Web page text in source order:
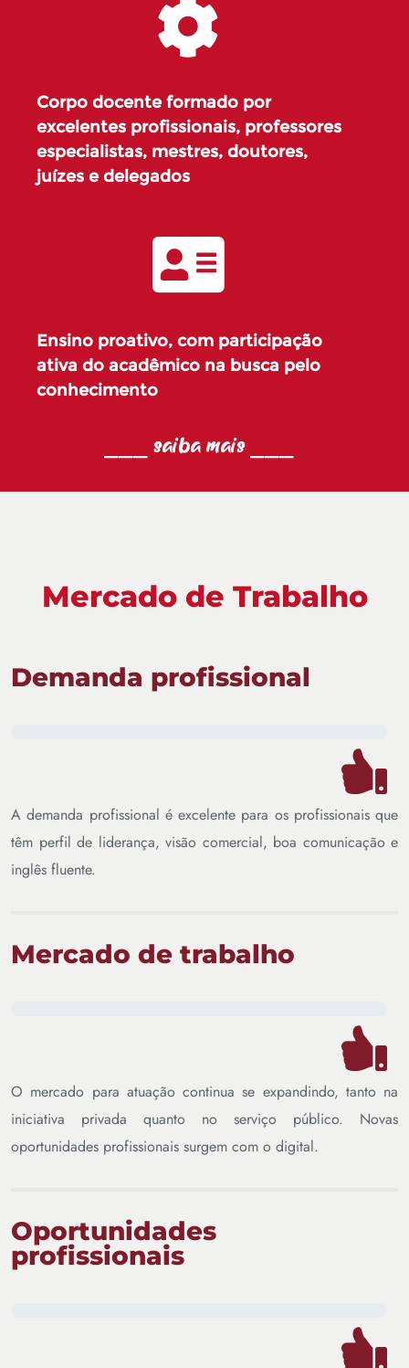
Corpo docente formado por
excelentes profissionais, professores
especialistas, mestres, doutores,
juízes e delegados
Ensino proativo, com participação
ativa do acadêmico na busca pelo
conhecimento
⎯⎯⎯ saiba mais ⎯⎯⎯
Mercado de Trabalho
Demanda profissional
A demanda profissional é excelente para os profissionais que
têm perfil de liderança, visão comercial, boa comunicação e
inglês fluente.
Mercado de trabalho
O mercado para atuação continua se expandindo, tanto na
iniciativa privada quanto no serviço público. Novas
oportunidades profissionais surgem com o digital.
Oportunidades
profissionais